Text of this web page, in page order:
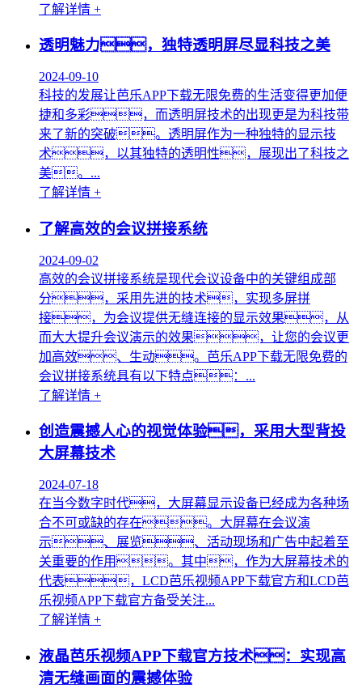
了解详情 +
透明魅力，独特透明屏尽显科技之美
2024-09-10
科技的发展让芭乐APP下载无限免费的生活变得更加便
捷和多彩，而透明屏技术的出现更是为科技带
来了新的突破。透明屏作为一种独特的显示技
术，以其独特的透明性，展现出了科技之
美。...
了解详情 +
了解高效的会议拼接系统
2024-09-02
高效的会议拼接系统是现代会议设备中的关键组成部
分，采用先进的技术，实现多屏拼
接，为会议提供无缝连接的显示效果，从
而大大提升会议演示的效果，让您的会议更
加高效、生动。芭乐APP下载无限免费的
会议拼接系统具有以下特点：...
了解详情 +
创造震撼人心的视觉体验，采用大型背投
大屏幕技术
2024-07-18
在当今数字时代，大屏幕显示设备已经成为各种场
合不可或缺的存在。大屏幕在会议演
示、展览、活动现场和广告中起着至
关重要的作用。其中，作为大屏幕技术的
代表，LCD芭乐视频APP下载官方和LCD芭
乐视频APP下载官方备受关注...
了解详情 +
液晶芭乐视频APP下载官方技术：实现高
清无缝画面的震撼体验